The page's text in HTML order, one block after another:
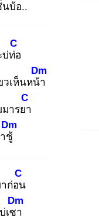
นบ้อ..
บ่ท่อ
C
วเห็นหน้า
Dm
ารยา
C
ชู้
Dm
ก่อน
C
เซา
Dm